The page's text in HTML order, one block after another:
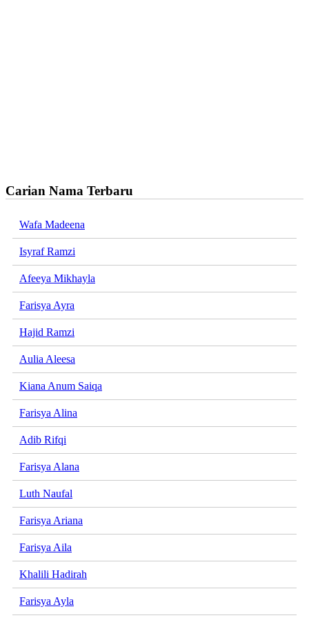
Carian Nama Terbaru
Wafa Madeena
Isyraf Ramzi
Afeeya Mikhayla
Farisya Ayra
Hajid Ramzi
Aulia Aleesa
Kiana Anum Saiqa
Farisya Alina
Adib Rifqi
Farisya Alana
Luth Naufal
Farisya Ariana
Farisya Aila
Khalili Hadirah
Farisya Ayla